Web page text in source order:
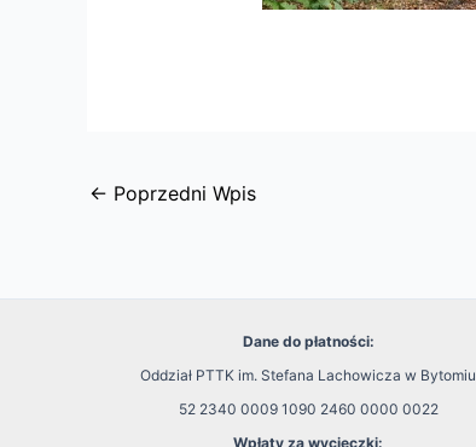
← Poprzedni Wpis
Dane do płatności:
Oddział PTTK im. Stefana Lachowicza w Bytomiu
52 2340 0009 1090 2460 0000 0022
Wpłaty za wycieczki: